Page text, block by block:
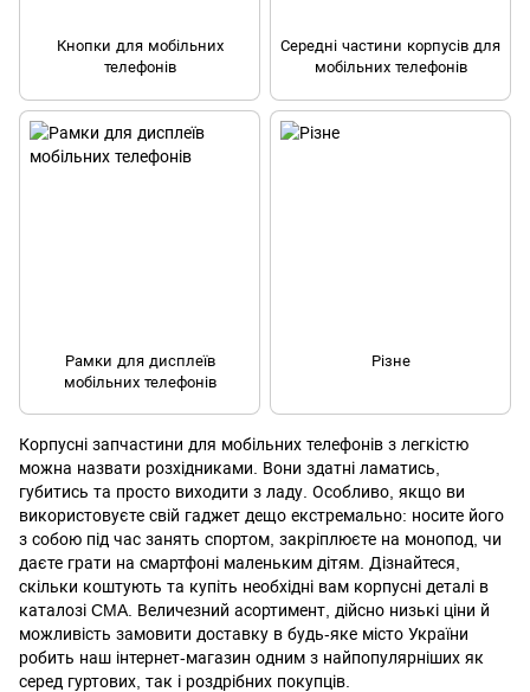
Корпусні запчастини для мобільних телефонів з легкістю
можна назвати розхідниками. Вони здатні ламатись,
губитись та просто виходити з ладу. Особливо, якщо ви
використовуєте свій гаджет дещо екстремально: носите його
з собою під час занять спортом, закріплюєте на монопод , чи
даєте грати на смартфоні маленьким дітям. Дізнайтеся,
скільки коштують та купіть необхідні вам корпусні деталі в
каталозі CMA. Величезний асортимент, дійсно низькі ціни й
можливість замовити доставку в будь-яке місто України
робить наш інтернет-магазин одним з найпопулярніших як
серед гуртових, так і роздрібних покупців.
Кнопки для мобільних
телефонів
Середні частини корпусів для
мобільних телефонів
Рамки для дисплеїв
мобільних телефонів
Різне